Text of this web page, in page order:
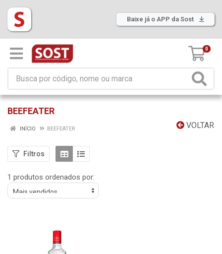
Baixe já o APP da Sost
0
BEEFEATER
VOLTAR
INÍCIO BEEFEATER
Filtros
1 produtos ordenados por: